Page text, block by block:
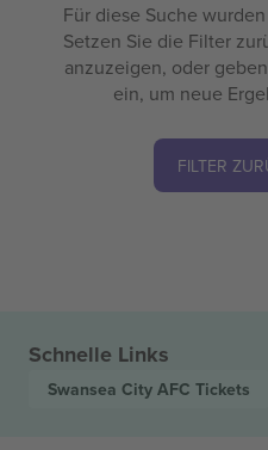
Für diese Suche
Setzen Sie die Filter
anzuzeigen, oder
ein, um neue
FILTER
Schnelle Links
Swansea City AFC Tickets